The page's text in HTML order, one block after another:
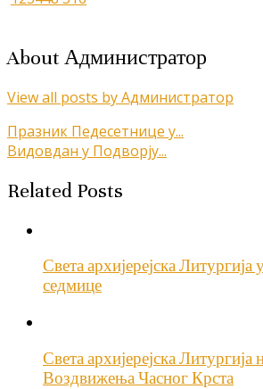
About Администратор
View all posts by Администратор
Кретање
чланка
Празник Педесетнице у...
Видовдан у Подворју...
Related Posts
Света архијерејска Литургија
седмице
Света архијерејска Литургија
Воздвижења Часног Крста